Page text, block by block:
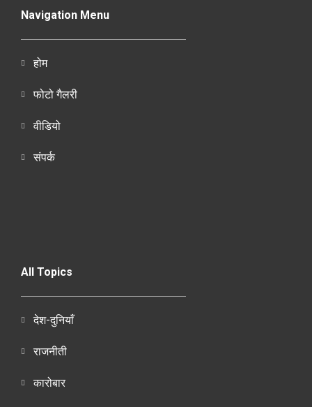
Navigation Menu
होम
फोटो गैलरी
वीडियो
संपर्क
All Topics
देश-दुनियाँ
राजनीती
कारोबार